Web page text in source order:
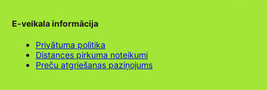
E-veikala informācija
Privātuma politika
Distances pirkuma noteikumi
Preču atgriešanas paziņojums